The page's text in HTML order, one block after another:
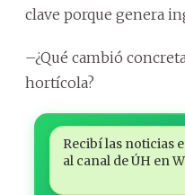
clave porque genera
–¿Qué cambió
hortícola?
Recibí las noticias
al canal de ÚH en